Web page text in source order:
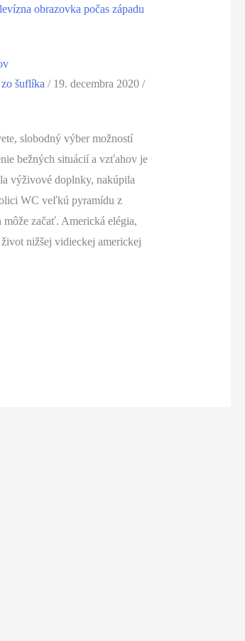
zo šuflíka / 19. decembra 2020 /
slobodný výber možností
bežných situácií a vzťahov je
výživové doplnky, nakúpila
WC veľkú pyramídu z
môže začať. Americká elégia,
nižšej vidieckej americkej